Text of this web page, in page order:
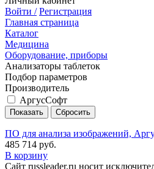
Войти / Регистрация
Главная страница
Каталог
Медицина
Оборудование, приборы
Анализаторы таблеток
Подбор параметров
Производитель
АргусСофт
ПО для анализа изображений,
485 714 руб.
В корзину
Сайт russleader.ru носит